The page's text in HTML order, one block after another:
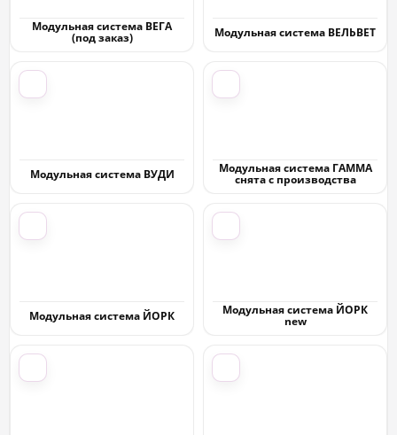
Модульная система ВЕГА
(под заказ) Модульная система ВЕЛЬВЕТ
Модульная система ВУДИ Модульная система ГАММА
снята с производства
Модульная система ЙОРК Модульная система ЙОРК
new